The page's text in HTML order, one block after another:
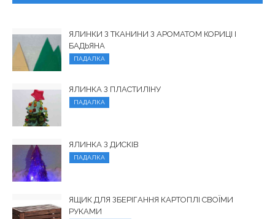
ЯЛИНКИ З ТКАНИНИ З АРОМАТОМ КОРИЦІ І
БАДЬЯНА
ПАДАЛКА
ЯЛИНКА З ПЛАСТИЛІНУ
ПАДАЛКА
ЯЛИНКА З ДИСКІВ
ПАДАЛКА
ЯЩИК ДЛЯ ЗБЕРІГАННЯ КАРТОПЛІ СВОЇМИ
РУКАМИ